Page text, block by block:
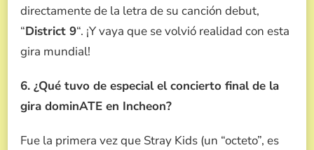
directamente de la letra de su canción debut,
“District 9“. ¡Y vaya que se volvió realidad con esta
gira mundial!
6. ¿Qué tuvo de especial el concierto final de la
gira dominATE en Incheon?
Fue la primera vez que Stray Kids (un “octeto”, es